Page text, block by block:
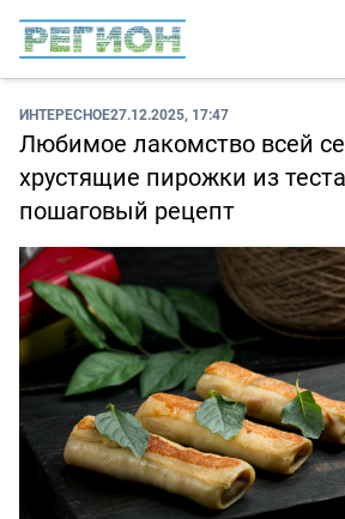
ИНТЕРЕСНОЕ27.12.2025, 17:47
Любимое лакомство всей
хрустящие пирожки из
пошаговый рецепт